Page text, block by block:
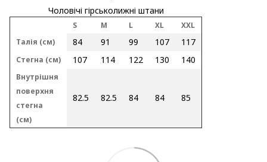
Чоловічі гірськолижні штани
S M L XL
XXL
Талія (см)
84 91 99 107 117
Стегна (см) 107 114 122 130 140
Внутрішня
поверхня
стегна
(см)
82.5 82.5 84 84 85